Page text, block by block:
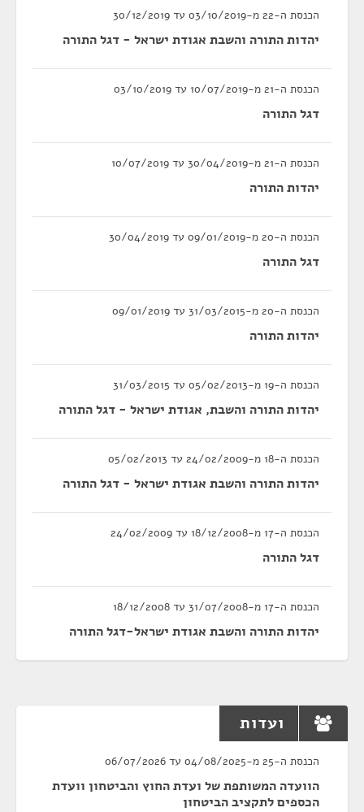
הכנסת ה-22 מ-03/10/2019 עד 30/12/2019
יהדות התורה והשבת אגודת ישראל - דגל התורה
הכנסת ה-21 מ-10/07/2019 עד 03/10/2019
דגל התורה
הכנסת ה-21 מ-30/04/2019 עד 10/07/2019
יהדות התורה
הכנסת ה-20 מ-09/01/2019 עד 30/04/2019
דגל התורה
הכנסת ה-20 מ-31/03/2015 עד 09/01/2019
יהדות התורה
הכנסת ה-19 מ-05/02/2013 עד 31/03/2015
יהדות התורה והשבת, אגודת ישראל - דגל התורה
הכנסת ה-18 מ-24/02/2009 עד 05/02/2013
יהדות התורה והשבת אגודת ישראל - דגל התורה
הכנסת ה-17 מ-18/12/2008 עד 24/02/2009
דגל התורה
הכנסת ה-17 מ-31/07/2008 עד 18/12/2008
יהדות התורה והשבת אגודת ישראל-דגל התורה
ועדות
הכנסת ה-25 מ-04/08/2025 עד 06/07/2026
הוועדה המשותפת של ועדת החוץ והביטחון וועדת
הכספים לתקציב הביטחון